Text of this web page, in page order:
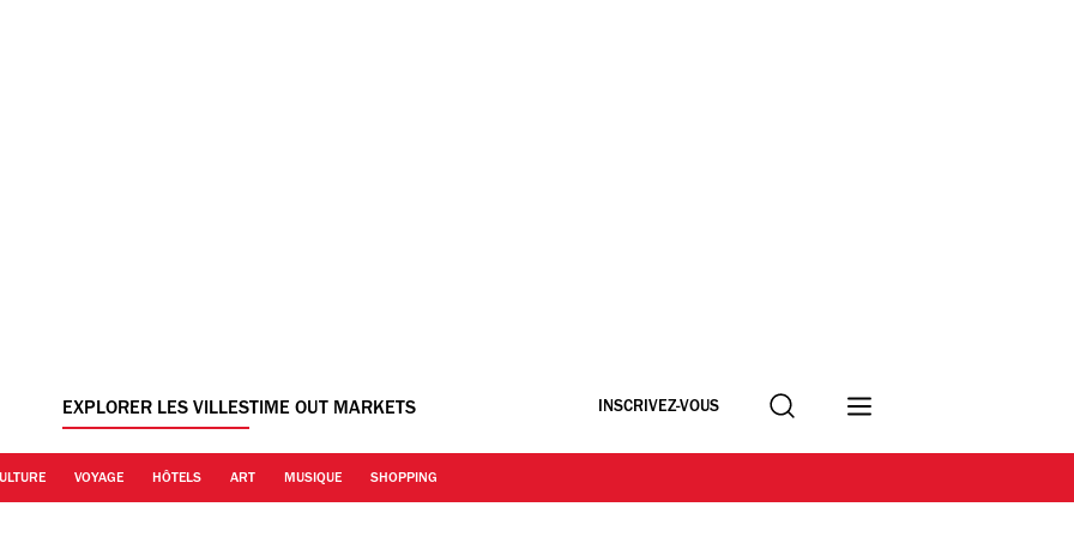
EXPLORER LES VILLESTIME OUT MARKETS INSCRIVEZ-VOUS Recherche
VOYAGE HÔTELS ART MUSIQUE SHOPPING